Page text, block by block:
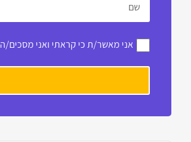
אני מאשר/ת כי קראתי ואני מסכים/